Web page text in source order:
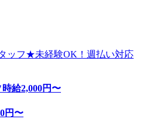
ッフ★未経験OK！週払い対応
時給2,000円〜
円〜